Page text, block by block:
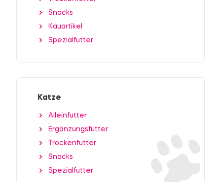
Snacks
Kauartikel
Spezialfutter
Katze
Alleinfutter
Ergänzungsfutter
Trockenfutter
Snacks
Spezialfutter